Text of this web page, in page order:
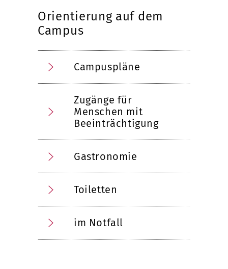
Orientierung auf dem
Campus
Campuspläne
Zugänge für
Menschen mit
Beeinträchtigung
Gastronomie
Toiletten
im Notfall